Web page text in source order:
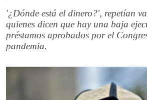
'¿Dónde está el dinero?', repetían
quienes dicen que hay una baja
préstamos aprobados por el
pandemia.